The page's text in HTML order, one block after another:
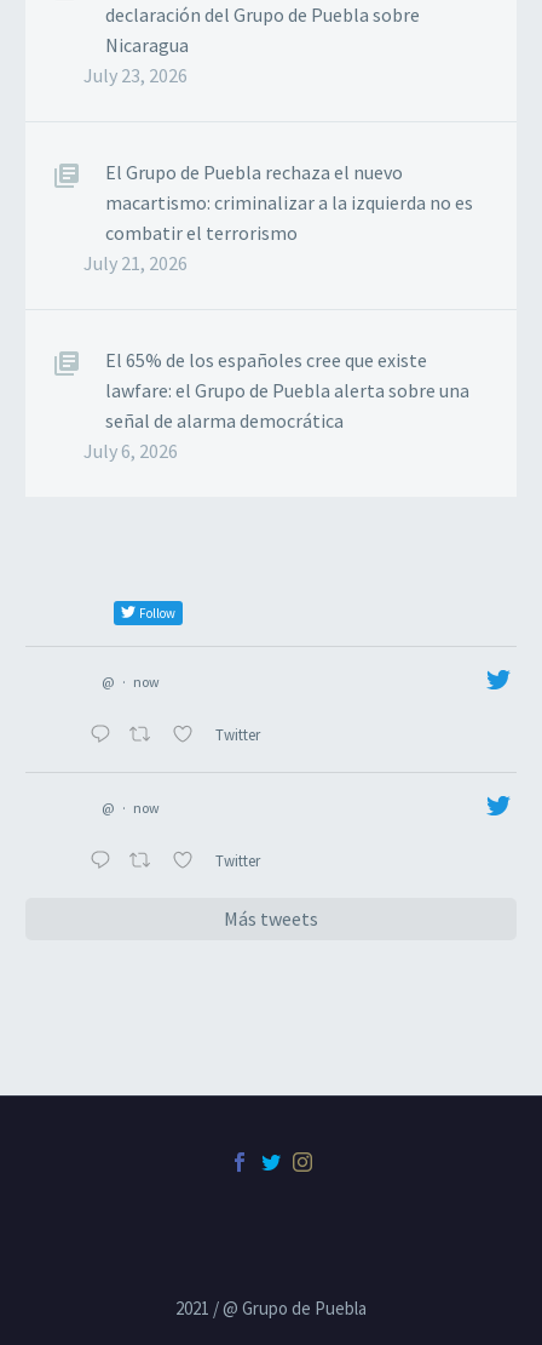
declaración del Grupo de Puebla sobre
Nicaragua
July 23, 2026
El Grupo de Puebla rechaza el nuevo
macartismo: criminalizar a la izquierda no es
combatir el terrorismo
July 21, 2026
El 65% de los españoles cree que existe
lawfare: el Grupo de Puebla alerta sobre una
señal de alarma democrática
July 6, 2026
Follow
@ · now
Twitter
@ · now
Twitter
Más tweets
2021 / @ Grupo de Puebla